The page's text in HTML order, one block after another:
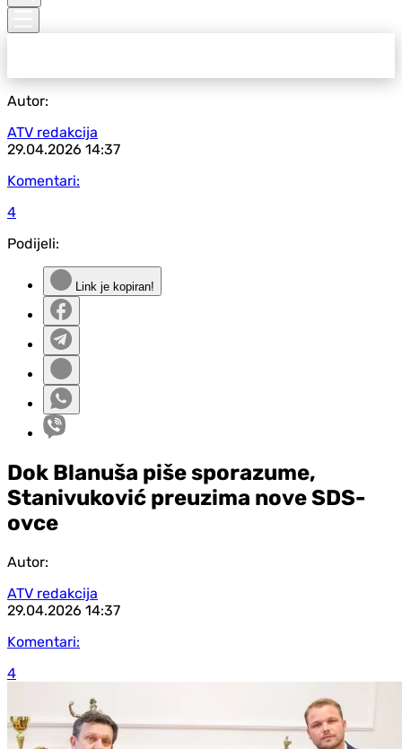
Autor:
ATV redakcija
29.04.2026 14:37
Komentari:
4
Podijeli:
Link je kopiran!
Dok Blanuša piše sporazume,
Stanivuković preuzima nove SDS-
ovce
Autor:
ATV redakcija
29.04.2026 14:37
Komentari:
4